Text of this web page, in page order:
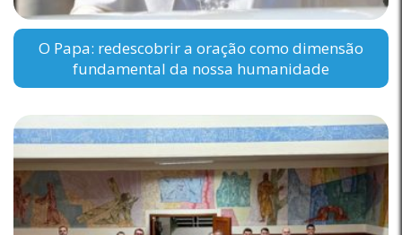
O Papa: redescobrir a oração como dimensão
fundamental da nossa humanidade